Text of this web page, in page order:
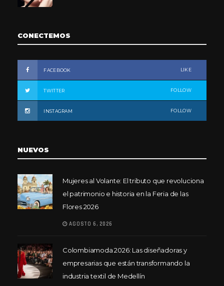
CONECTEMOS
FACEBOOK LIKE
TWITTER FOLLOW
INSTAGRAM FOLLOW
NUEVOS
Mujeres al Volante: El tributo que revoluciona
el patrimonio e historia en la Feria de las
Flores 2026
AGOSTO 6, 2026
Colombiamoda 2026: Las diseñadoras y
empresarias que están transformando la
industria textil de Medellín